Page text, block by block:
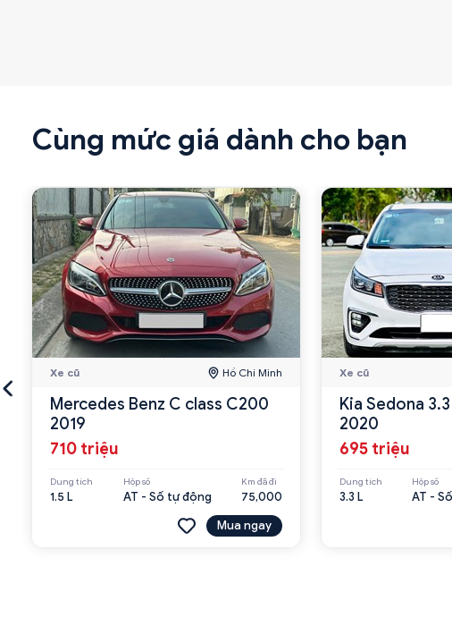
Cùng mức giá dành cho bạn
Xe cũ Hồ Chí Minh
Mercedes Benz C class C200
2019
710 triệu
Dung tích
1.5 L
Hộp số
AT - Số tự động
Km đã đi
75,000
Mua ngay
Xe cũ
Kia Sedona
2020
695 triệu
Dung tích
3.3 L
Hộp số
AT -